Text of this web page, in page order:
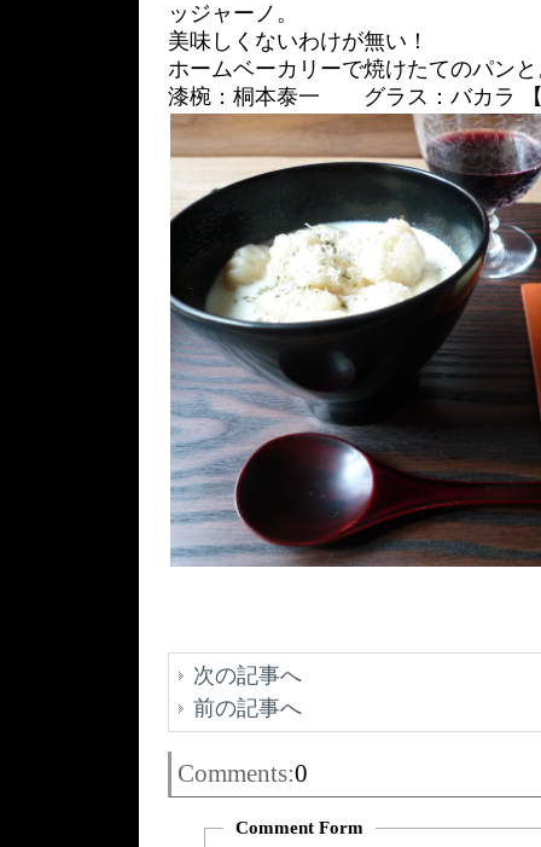
ッジャーノ。
美味しくないわけが無い！
ホームベーカリーで焼けたてのパン
漆椀：桐本泰一 グラス：バカラ 【
次の記事へ
前の記事へ
Comments:0
Comment Form